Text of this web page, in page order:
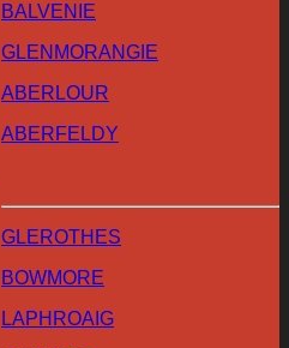
BALVENIE
GLENMORANGIE
ABERLOUR
ABERFELDY
GLEROTHES
BOWMORE
LAPHROAIG